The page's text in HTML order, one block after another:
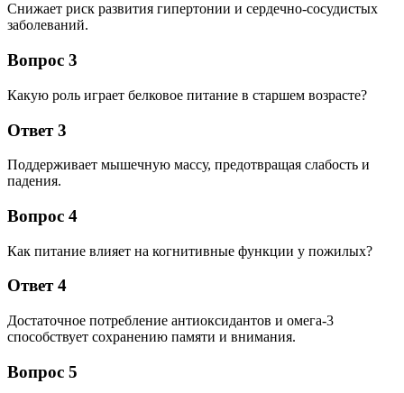
Снижает риск развития гипертонии и сердечно-сосудистых
заболеваний.
Вопрос 3
Какую роль играет белковое питание в старшем возрасте?
Ответ 3
Поддерживает мышечную массу, предотвращая слабость и
падения.
Вопрос 4
Как питание влияет на когнитивные функции у пожилых?
Ответ 4
Достаточное потребление антиоксидантов и омега-3
способствует сохранению памяти и внимания.
Вопрос 5